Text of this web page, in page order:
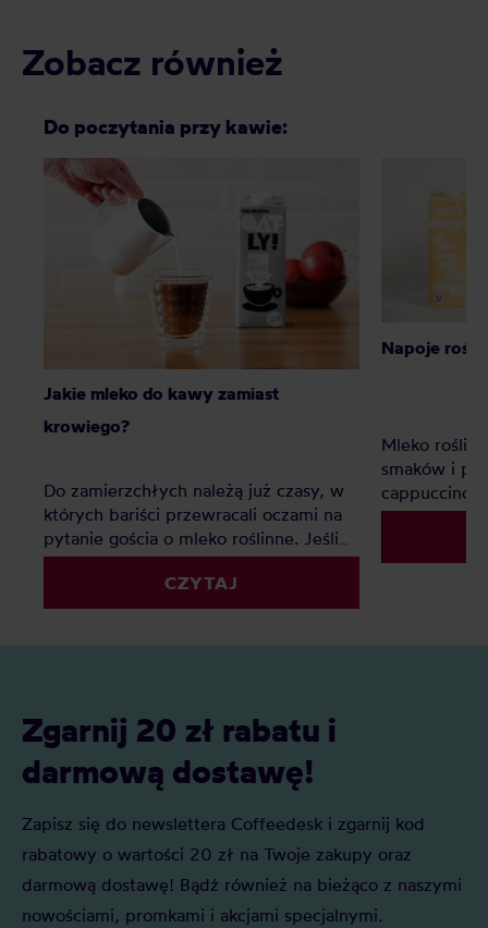
Zobacz również
Do poczytania przy kawie:
Jakie mleko do kawy zamiast
krowiego?
Do zamierzchłych należą już czasy, w
których bariści przewracali oczami na
pytanie gościa o mleko roślinne. Jeśli
zastanawiacie się, czym zastąpić mleko
do kawy, ten artykuł rozwieje Wasze
wątpliwości.
CZYTAJ
Napoje
Mleko
smaków i
cappuccino?
Zgarnij 20 zł rabatu i
darmową dostawę!
Zapisz się do newslettera Coffeedesk i zgarnij kod
rabatowy o wartości 20 zł na Twoje zakupy oraz
darmową dostawę! Bądź również na bieżąco z naszymi
nowościami, promkami i akcjami specjalnymi.